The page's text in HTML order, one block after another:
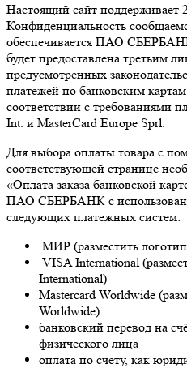
Настоящий сайт поддерживает
Конфиденциальность
обеспечивается ПАО
будет предоставлена третьим
предусмотренных
платежей по банковским
соответствии с требованиями
Int. и MasterCard Europe Sprl.
Для выбора оплаты товара с
соответствующей странице
«Оплата заказа банковской
ПАО СБЕРБАНК с
следующих платежных систем:
МИР (разместить
VISA International
International)
Mastercard Worldwide
Worldwide)
банковский перевод на
физического лица
оплата по счету, как